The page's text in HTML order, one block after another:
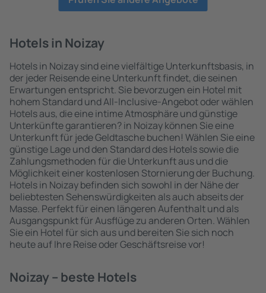
Hotels in Noizay
Hotels in Noizay sind eine vielfältige Unterkunftsbasis, in
der jeder Reisende eine Unterkunft findet, die seinen
Erwartungen entspricht. Sie bevorzugen ein Hotel mit
hohem Standard und All-Inclusive-Angebot oder wählen
Hotels aus, die eine intime Atmosphäre und günstige
Unterkünfte garantieren? in Noizay können Sie eine
Unterkunft für jede Geldtasche buchen! Wählen Sie eine
günstige Lage und den Standard des Hotels sowie die
Zahlungsmethoden für die Unterkunft aus und die
Möglichkeit einer kostenlosen Stornierung der Buchung.
Hotels in Noizay befinden sich sowohl in der Nähe der
beliebtesten Sehenswürdigkeiten als auch abseits der
Masse. Perfekt für einen längeren Aufenthalt und als
Ausgangspunkt für Ausflüge zu anderen Orten. Wählen
Sie ein Hotel für sich aus und bereiten Sie sich noch
heute auf Ihre Reise oder Geschäftsreise vor!
Noizay – beste Hotels